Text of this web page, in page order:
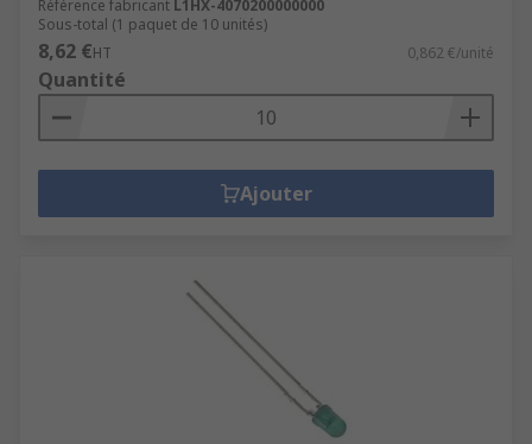
Référence fabricant L1HX-4070200000000
Sous-total (1 paquet de 10 unités)
8,62 €HT 0,862 €/unité
Quantité
Ajouter